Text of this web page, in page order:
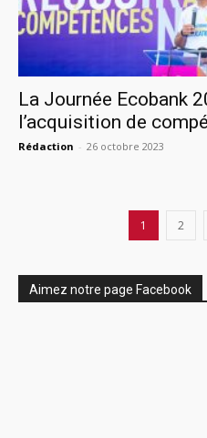
La Journée Ecobank
l’acquisition de
Rédaction - 26 octobre 2023
1 2
Aimez notre page Facebook